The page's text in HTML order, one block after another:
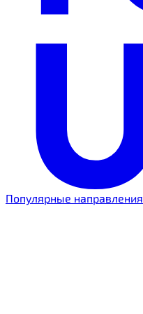
Популярные направления